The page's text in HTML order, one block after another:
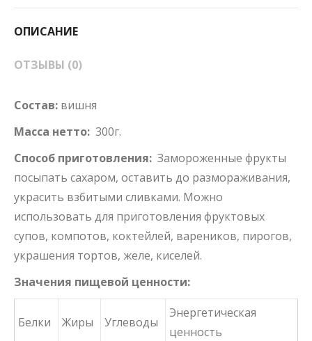
ОПИСАНИЕ
ОТЗЫВЫ (0)
Состав: вишня
Масса нетто: 300г.
Способ приготовления: Замороженные фрукты
посыпать сахаром, оставить до размораживания,
украсить взбитыми сливками. Можнo
использовать для приготовления фруктовых
супов, компотов, коктейлей, вареников, пирогов,
украшения тортов, желе, киселей.
Значения пищевой ценности:
Белки Жиры Углеводы
Энергетическая
ценность